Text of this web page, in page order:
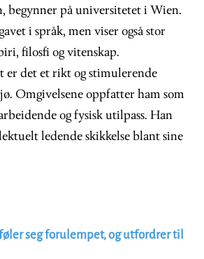
begynner på universitetet i Wien.
i språk, men viser også stor
filosfi og vitenskap.
er det et rikt og stimulerende
Omgivelsene oppfatter ham som
og fysisk utilpass. Han
ledende skikkelse blant sine
seg forulempet, og utfordrer til